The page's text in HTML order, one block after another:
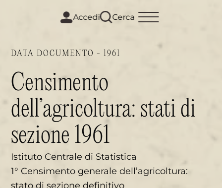
Accedi Cerca
DATA DOCUMENTO - 1961
Censimento
dell’agricoltura: stati di
sezione 1961
Istituto Centrale di Statistica
1° Censimento generale dell’agricoltura:
stato di sezione definitivo